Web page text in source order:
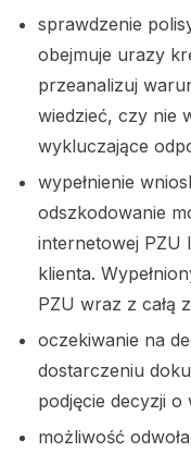
sprawdzenie
obejmuje urazy
przeanalizuj
wiedzieć, czy nie
wykluczające
wypełnienie
odszkodowanie
internetowej PZU
klienta.
PZU wraz z całą
oczekiwanie na
dostarczeniu
podjęcie decyzji o
możliwość